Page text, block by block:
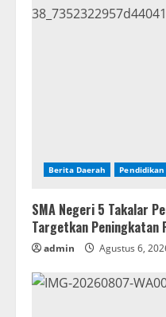
Berita Daerah Pendidikan
SMA Negeri 5 Takalar
Targetkan Peningkatan
admin Agustus 6,